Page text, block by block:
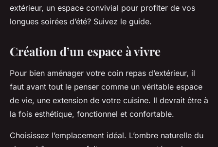
Tom•30 avril 2024•5 min de lecture
extérieur, un espace convivial pour profiter de vos
longues soirées d’été? Suivez le guide.
Création d’un espace à vivre
Pour bien aménager votre coin repas d’extérieur, il
faut avant tout le penser comme un véritable espace
de vie, une extension de votre cuisine. Il devrait être à
la fois esthétique, fonctionnel et confortable.
Choisissez l’emplacement idéal. L’ombre naturelle du